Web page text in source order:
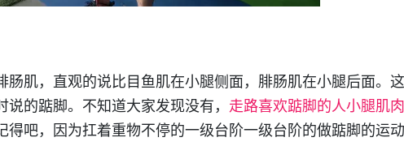
肠肌，直观的说比目鱼肌在小腿侧面，腓肠肌在小腿后面。
的踮脚。不知道大家发现没有， 走路喜欢踮脚的人小腿肌
得吧，因为扛着重物不停的一级台阶一级台阶的做踮脚的运